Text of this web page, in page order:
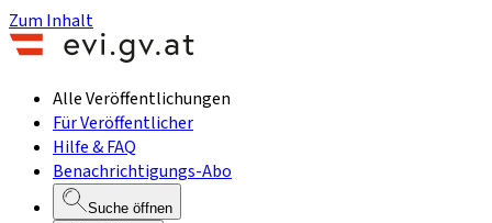
Zum Inhalt
Alle Veröffentlichungen
Für Veröffentlicher
Hilfe & FAQ
Benachrichtigungs-Abo
Suche öffnen